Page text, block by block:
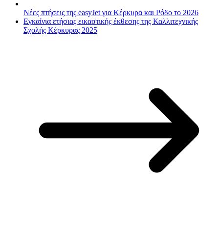
Νέες πτήσεις της easyJet για Κέρκυρα και Ρόδο το 2026
Εγκαίνια ετήσιας εικαστικής έκθεσης της Καλλιτεχνικής
Σχολής Κέρκυρας 2025